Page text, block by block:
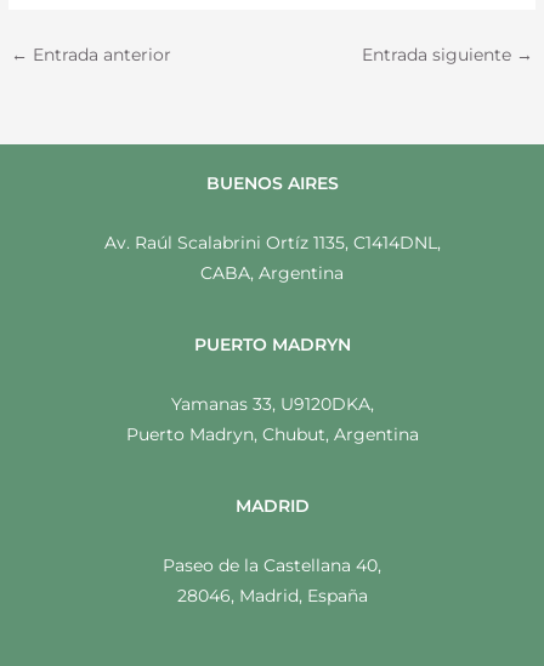
← Entrada anterior Entrada siguiente →
BUENOS AIRES
Av. Raúl Scalabrini Ortíz 1135, C1414DNL,
CABA, Argentina
PUERTO MADRYN
Yamanas 33, U9120DKA,
Puerto Madryn, Chubut, Argentina
MADRID
Paseo de la Castellana 40,
28046, Madrid, España